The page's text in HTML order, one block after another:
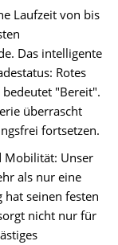
Laufzeit von bis
Das intelligente
Rotes
"Bereit".
überrascht
fortsetzen.
Mobilität: Unser
als nur eine
hat seinen festen
nicht nur für